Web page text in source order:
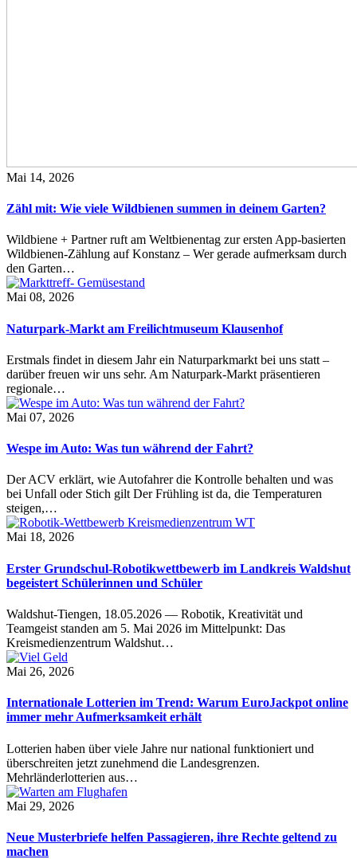
Mai 14, 2026
Zähl mit: Wie viele Wildbienen summen in deinem Garten?
Wildbiene + Partner ruft am Weltbienentag zur ersten App-basierten
Wildbienen-Zählung auf Konstanz – Wer gerade aufmerksam durch
den Garten…
Mai 08, 2026
Naturpark-Markt am Freilichtmuseum Klausenhof
Erstmals findet in diesem Jahr ein Naturparkmarkt bei uns statt –
darüber freuen wir uns sehr. Am Naturpark-Markt präsentieren
regionale…
Mai 07, 2026
Wespe im Auto: Was tun während der Fahrt?
Der ACV erklärt, wie Autofahrer die Kontrolle behalten und was
bei Unfall oder Stich gilt Der Frühling ist da, die Temperaturen
steigen,…
Mai 18, 2026
Erster Grundschul-Robotikwettbewerb im Landkreis Waldshut
begeistert Schülerinnen und Schüler
Waldshut-Tiengen, 18.05.2026 — Robotik, Kreativität und
Teamgeist standen am 5. Mai 2026 im Mittelpunkt: Das
Kreismedienzentrum Waldshut…
Mai 26, 2026
Internationale Lotterien im Trend: Warum EuroJackpot online
immer mehr Aufmerksamkeit erhält
Lotterien haben über viele Jahre nur national funktioniert und
überschreiten jetzt zunehmend die Landesgrenzen.
Mehrländerlotterien aus…
Mai 29, 2026
Neue Musterbriefe helfen Passagieren, ihre Rechte geltend zu
machen